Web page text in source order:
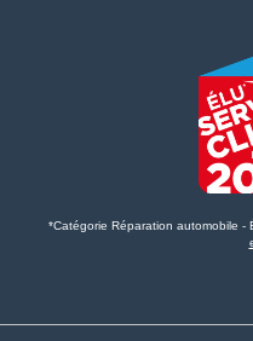
*Catégorie Réparation automobile -